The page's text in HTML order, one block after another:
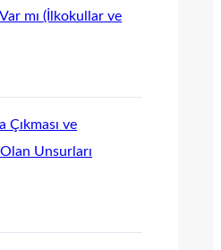
mı (İlkokullar ve
ve
Unsurları